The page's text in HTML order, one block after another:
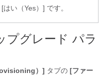
い（Yes）] です。
プグレード パラ
）] タブの [ファー